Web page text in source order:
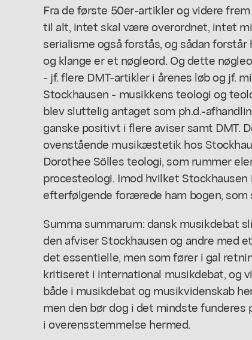
Fra de første 50er-artikler og videre
til alt, intet skal være overordnet, intet
serialisme også forstås, og sådan forstår
og klange er et nøgleord. Og dette
- jf. flere DMT-artikler i årenes løb og jf.
Stockhausen - musikkens teologi og
blev sluttelig antaget som ph.d.-
ganske positivt i flere aviser samt DMT.
ovenstående musikæstetik hos
Dorothee Sölles teologi, som rummer
procesteologi. Imod hvilket
efterfølgende forærede ham bogen,
Summa summarum: dansk musikdebat
den afviser Stockhausen og andre med
det essentielle, men som fører i gal
kritiseret i international musikdebat, og
både i musikdebat og musikvidenskab
men den bør dog i det mindste
i overensstemmelse hermed.